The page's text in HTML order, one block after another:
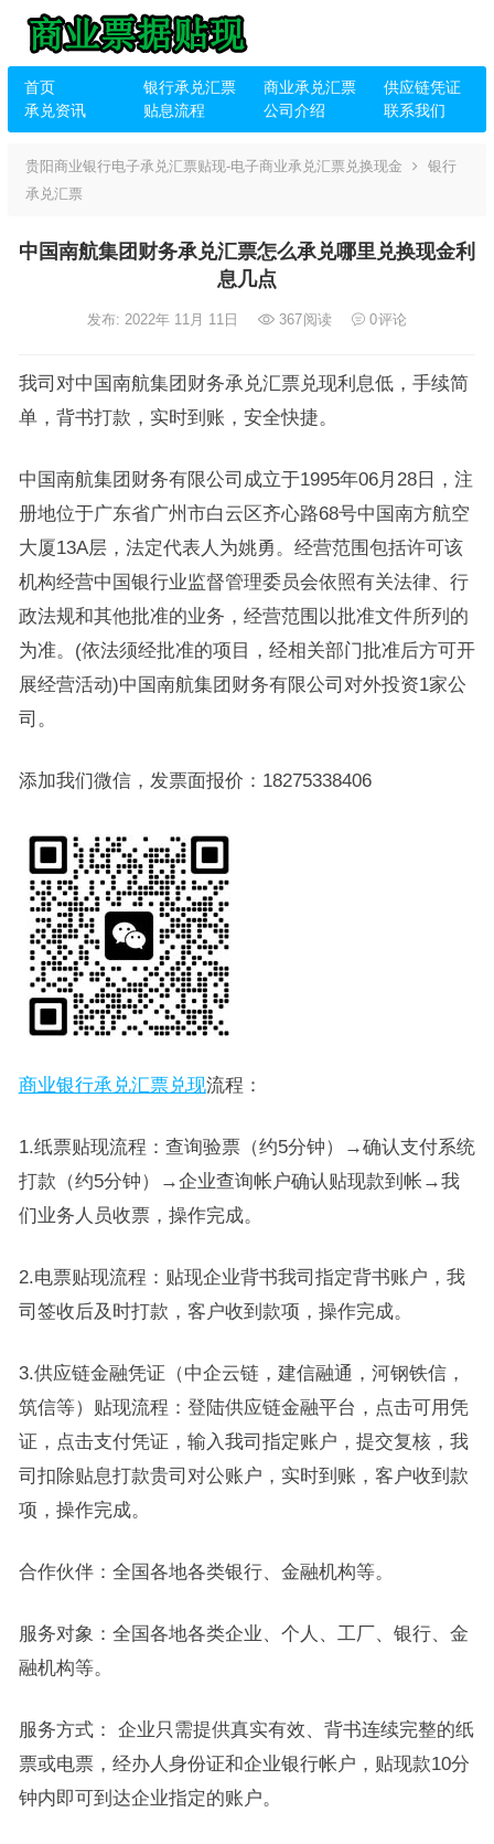
首页 银行承兑汇票 商业承兑汇票
供应链凭证
承兑资讯
贴息流程 公司介绍 联系我们
贵阳商业银行电子承兑汇票贴现-电子商业承兑汇票兑换现金
银行
承兑汇票
中国南航集团财务承兑汇票怎么承兑哪里兑换现金利
息几点
发布: 2022年 11月 11日 367阅读 0评论
我司对中国南航集团财务承兑汇票兑现利息低，手续简
单，背书打款，实时到账，安全快捷。
中国南航集团财务有限公司成立于1995年06月28日，注
册地位于广东省广州市白云区齐心路68号中国南方航空
大厦13A层，法定代表人为姚勇。经营范围包括许可该
机构经营中国银行业监督管理委员会依照有关法律、行
政法规和其他批准的业务，经营范围以批准文件所列的
为准。(依法须经批准的项目，经相关部门批准后方可开
展经营活动)中国南航集团财务有限公司对外投资1家公
司。
添加我们微信，发票面报价：18275338406
商业银行承兑汇票兑现流程：
1.纸票贴现流程：查询验票（约5分钟）→确认支付系统
打款（约5分钟）→企业查询帐户确认贴现款到帐→我
们业务人员收票，操作完成。
2.电票贴现流程：贴现企业背书我司指定背书账户，我
司签收后及时打款，客户收到款项，操作完成。
3.供应链金融凭证（中企云链，建信融通，河钢铁信，
筑信等）贴现流程：登陆供应链金融平台，点击可用凭
证，点击支付凭证，输入我司指定账户，提交复核，我
司扣除贴息打款贵司对公账户，实时到账，客户收到款
项，操作完成。
合作伙伴：全国各地各类银行、金融机构等。
服务对象：全国各地各类企业、个人、工厂、银行、金
融机构等。
服务方式： 企业只需提供真实有效、背书连续完整的纸
票或电票，经办人身份证和企业银行帐户，贴现款10分
钟内即可到达企业指定的账户。